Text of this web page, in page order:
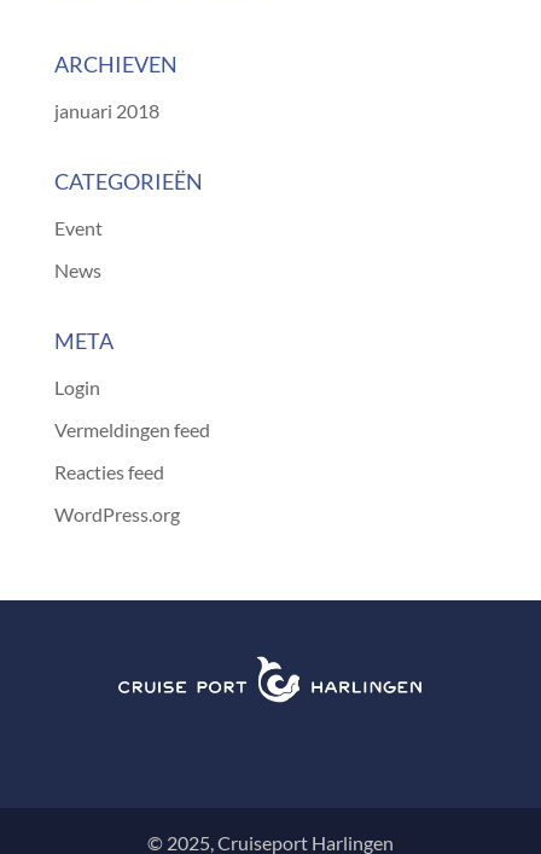
ARCHIEVEN
januari 2018
CATEGORIEËN
Event
News
META
Login
Vermeldingen feed
Reacties feed
WordPress.org
© 2025, Cruiseport Harlingen